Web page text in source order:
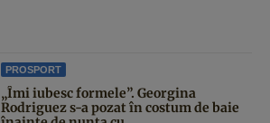
PROSPORT
„Îmi iubesc formele”. Georgina
Rodriguez s-a pozat în costum de baie